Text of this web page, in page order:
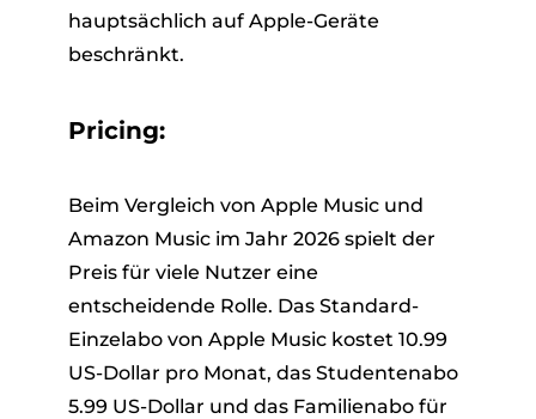
hauptsächlich auf Apple-Geräte
beschränkt.
Pricing:
Beim Vergleich von Apple Music und
Amazon Music im Jahr 2026 spielt der
Preis für viele Nutzer eine
entscheidende Rolle. Das Standard-
Einzelabo von Apple Music kostet 10.99
US-Dollar pro Monat, das Studentenabo
5.99 US-Dollar und das Familienabo für